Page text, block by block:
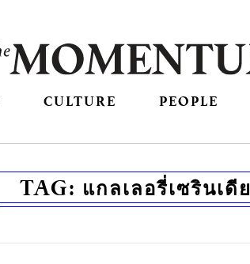
CULTURE PEOPLE
TAG: แกลเลอรี่เซรินเดีย